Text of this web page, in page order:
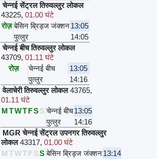
चेन्नई सेंट्रल तिरुवल्लुर लोकल
43225, 01.00 घंटे
रोज़ बेसिन ब्रिड्ज जंक्शन13:05
पुत्लुर
14:05
चेन्नई बीच तिरुवल्लुर लोकल
43709, 01.11 घंटे
रोज़
चेन्नई बीच
13:05
पुत्लुर
14:16
वेलाचेरी तिरुवल्लुर लोकल 43765,
01.11 घंटे
MTWTFSS चेन्नई बीच13:05
पुत्लुर
14:16
MGR चेन्नई सेंट्रल उपनगर तिरुवल्लुर
लोकल 43317, 01.00 घंटे
M TWTFSS बेसिन ब्रिड्ज जंक्शन13:14